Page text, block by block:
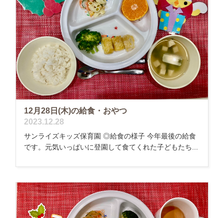
12月28日(木)の給食・おやつ
2023.12.28
サンライズキッズ保育園 ◎給食の様子 今年最後の給食
です。元気いっぱいに登園して食てくれた子どもたち...